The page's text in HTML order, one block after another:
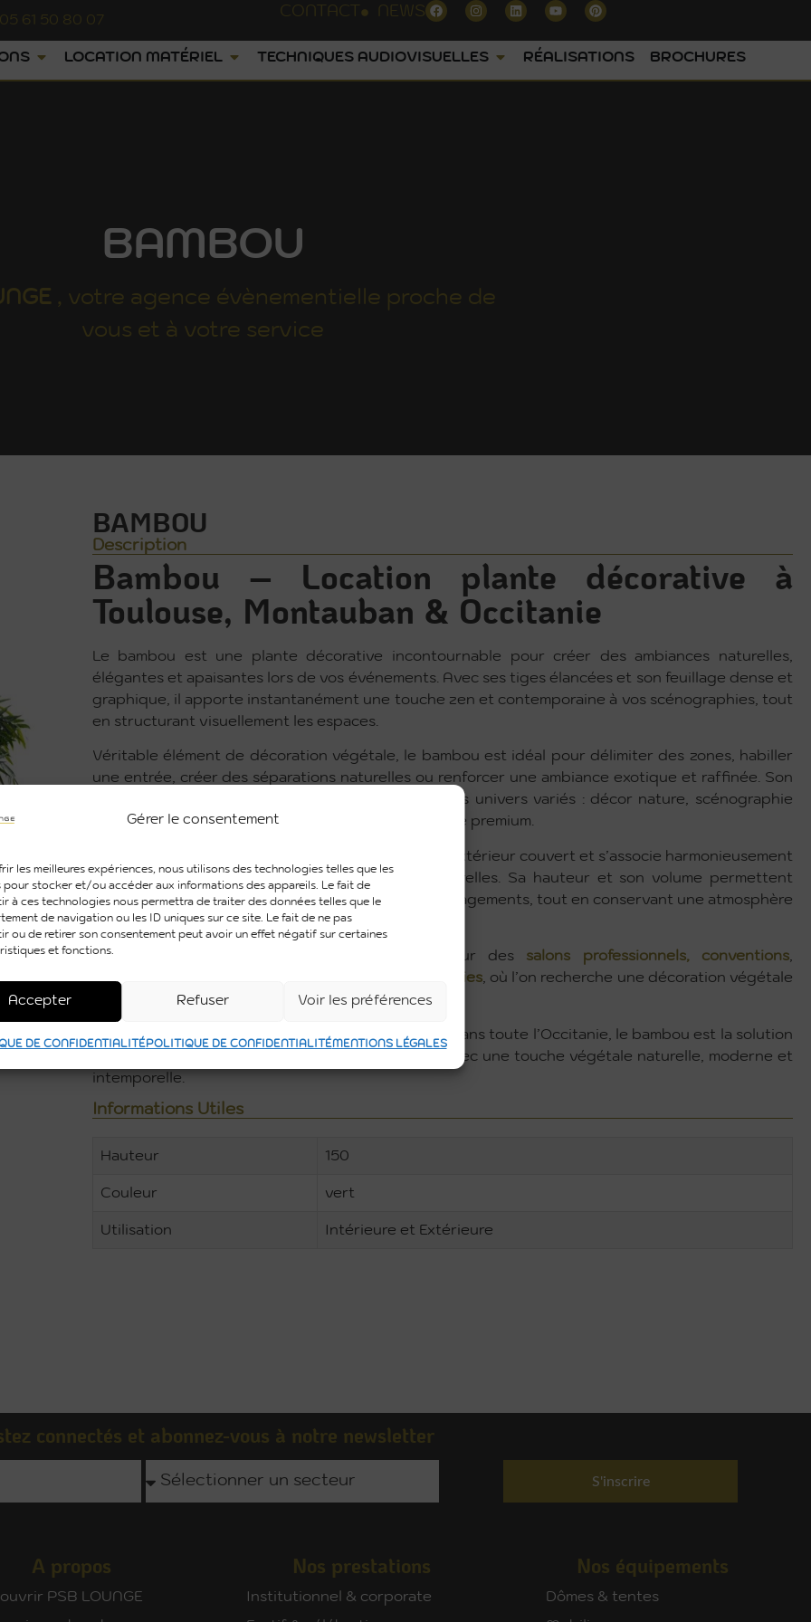
Gérer le consentement
les meilleures expériences, nous utilisons des technologies telles que les
pour stocker et/ou accéder aux informations des appareils. Le fait de
à ces technologies nous permettra de traiter des données telles que le
de navigation ou les ID uniques sur ce site. Le fait de ne pas
ou de retirer son consentement peut avoir un effet négatif sur certaines
et fonctions.
Accepter Refuser Voir les préférences
DE CONFIDENTIALITÉPOLITIQUE DE CONFIDENTIALITÉMENTIONS LÉGALES
05 61 50 80 07 CONTACT NEWS
LOCATION MATÉRIEL TECHNIQUES AUDIOVISUELLES RÉALISATIONS BROCHURES
BAMBOU
, votre agence évènementielle proche de
vous et à votre service
BAMBOU
Description
Bambou – Location plante décorative à
Toulouse, Montauban & Occitanie
Le bambou est une plante décorative incontournable pour créer des ambiances naturelles,
élégantes et apaisantes lors de vos événements. Avec ses tiges élancées et son feuillage dense et
graphique, il apporte instantanément une touche zen et contemporaine à vos scénographies, tout
en structurant visuellement les espaces.
Véritable élément de décoration végétale, le bambou est idéal pour délimiter des zones, habiller
une entrée, créer des séparations naturelles ou renforcer une ambiance exotique et raffinée. Son
esthétique épurée s’intègre parfaitement dans des univers variés : décor nature, scénographie
asiatique, ambiance lounge ou événement corporate premium.
Polyvalent, il s’utilise aussi bien en intérieur qu’en extérieur couvert et s’associe harmonieusement
avec du mobilier en bois, métal ou matières naturelles. Sa hauteur et son volume permettent
d’apporter du relief et de la profondeur à vos aménagements, tout en conservant une atmosphère
douce et équilibrée.
Cette plante est particulièrement adaptée pour des salons professionnels, conventions,
garden parties, où l’on recherche une décoration végétale
élégante et structurante.
Disponible à la location à Toulouse, Montauban et dans toute l’Occitanie, le bambou est la solution
idéale pour sublimer vos espaces événementiels avec une touche végétale naturelle, moderne et
intemporelle.
Informations Utiles
Hauteur 150
Couleur vert
Utilisation Intérieure et Extérieure
connectés et abonnez-vous à notre newsletter
S'inscrire
A propos
PSB LOUNGE
Nos prestations
Institutionnel & corporate
Nos équipements
Dômes & tentes